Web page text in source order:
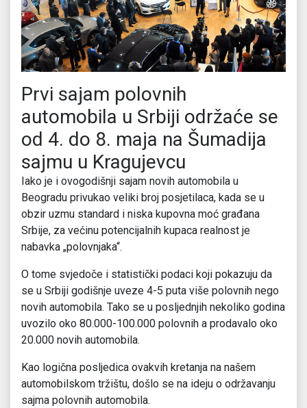
Prvi sajam polovnih
automobila u Srbiji održaće se
od 4. do 8. maja na Šumadija
sajmu u Kragujevcu
Iako je i ovogodišnji sajam novih automobila u
Beogradu privukao veliki broj posjetilaca, kada se u
obzir uzmu standard i niska kupovna moć građana
Srbije, za većinu potencijalnih kupaca realnost je
nabavka „polovnjaka“.
O tome svjedoče i statistički podaci koji pokazuju da
se u Srbiji godišnje uveze 4-5 puta više polovnih nego
novih automobila. Tako se u posljednjih nekoliko godina
uvozilo oko 80.000-100.000 polovnih a prodavalo oko
20.000 novih automobila.
Kao logična posljedica ovakvih kretanja na našem
automobilskom tržištu, došlo se na ideju o održavanju
sajma polovnih automobila.